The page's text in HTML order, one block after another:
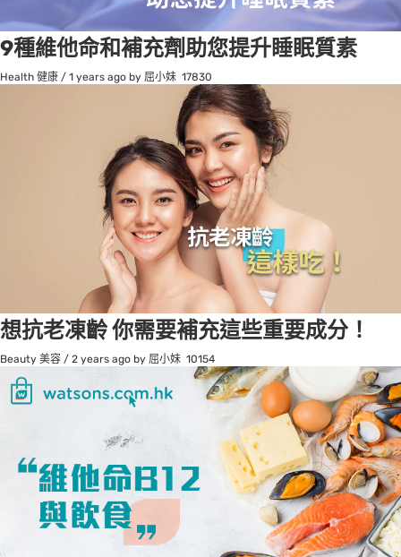
9種維他命和補充劑助您提升睡眠質素
Health 健康 / 1 years ago by 屈小妹 17830
想抗老凍齡 你需要補充這些重要成分！
Beauty 美容 / 2 years ago by 屈小妹 10154